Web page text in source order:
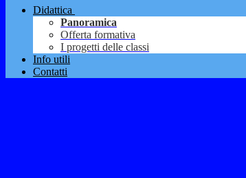
Didattica
Panoramica
Offerta formativa
I progetti delle classi
Info utili
Contatti